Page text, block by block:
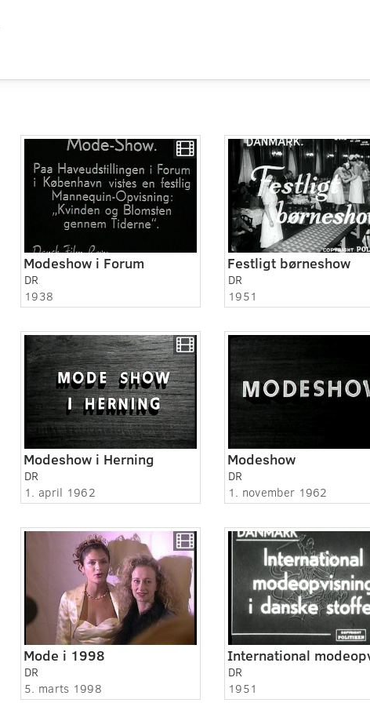
Modeshow i Forum
DR
1938
Festligt børneshow
DR
1951
Modeshow i Herning
DR
1. april 1962
Modeshow
DR
1. november 1962
Mode i 1998
DR
5. marts 1998
DR
1951